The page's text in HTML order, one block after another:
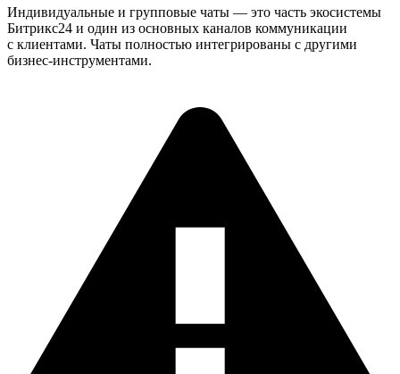
Индивидуальные и групповые чаты — это часть экосистемы
Битрикс24 и один из основных каналов коммуникации
с клиентами. Чаты полностью интегрированы с другими
бизнес-инструментами.